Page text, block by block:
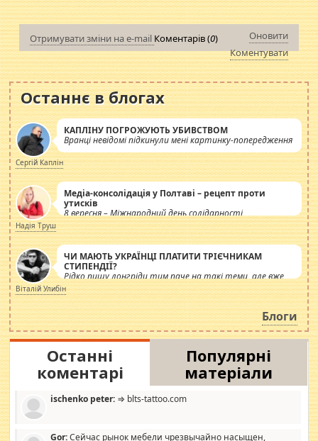
Отримувати зміни на e-mail Коментарів (0)
Оновити
Коментувати
Останнє в блогах
КАПЛІНУ ПОГРОЖУЮТЬ УБИВСТВОМ
Вранці невідомі підкинули мені картинку-попередження
Сергій Каплін
Медіа-консолідація у Полтаві – рецепт проти
утисків
8 вересня – Міжнародний день солідарності
журналістів.
Надія Труш
ЧИ МАЮТЬ УКРАЇНЦІ ПЛАТИТИ ТРІЄЧНИКАМ
СТИПЕНДІЇ?
Рідко пишу лонгріди тим паче на такі теми, але вже
просто дістало! Обурюють сьогоднішні інсенуації
навколо стипендіального питання. Штучно
роздувається ще одна соціальна катастрофа.
Віталій Улибін
Блоги
Останні
коментарі
Популярні
матеріали
ischenko peter: ⇒ blts-tattoo.com
Gor:Сейчас рынок мебели чрезвычайно насыщен,